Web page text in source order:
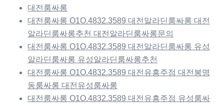
대전룸싸롱
대전룸싸롱 O1O.4832.3589 대전알라딘룸싸롱 대전
알라딘룸싸롱추천 대전알라딘룸싸롱문의
대전룸싸롱 O1O.4832.3589 대전알라딘룸싸롱 유성
알라딘룸싸롱 유성알라딘룸싸롱추천
대전룸싸롱 O1O.4832.3589 대전유흥주점 대전봉명
동룸싸롱 대전유성룸싸롱
대전룸싸롱 O1O.4832.3589 대전유흥주점 유성룸싸